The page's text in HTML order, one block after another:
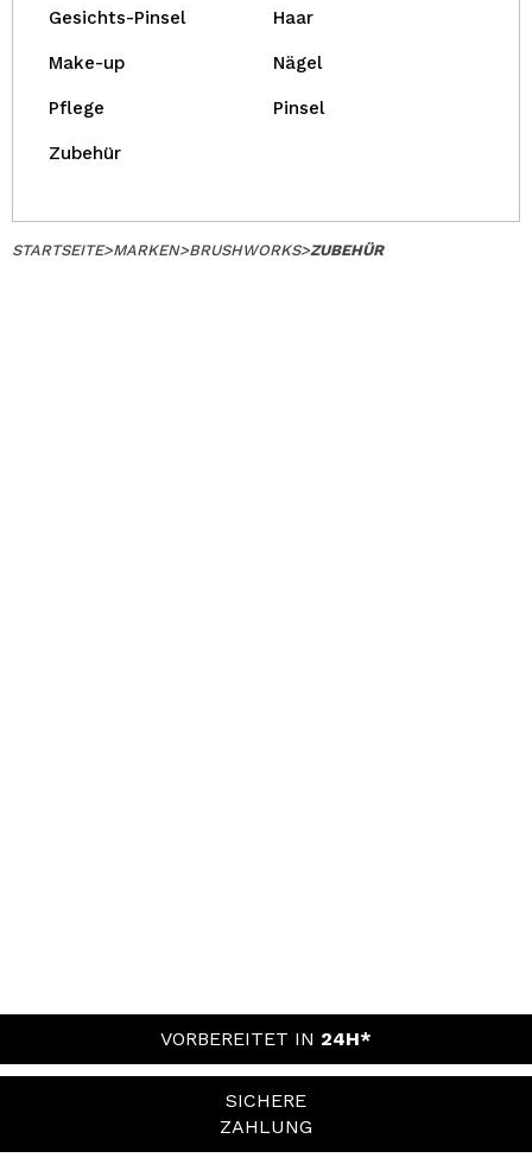
Gesichts-Pinsel Haar
Make-up Nägel
Pflege Pinsel
Zubehür
STARTSEITE>MARKEN>BRUSHWORKS>ZUBEHÜR
VORBEREITET IN 24H*
SICHERE
ZAHLUNG